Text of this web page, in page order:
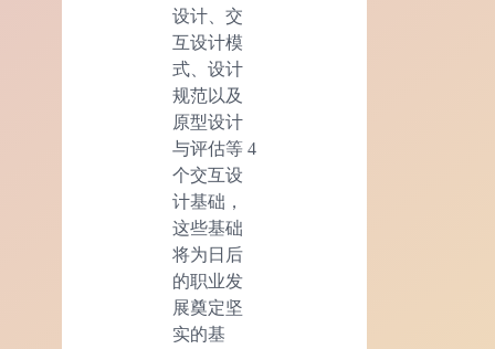
设计、交
互设计模
式、设计
规范以及
原型设计
与评估等 4
个交互设
计基础，
这些基础
将为日后
的职业发
展奠定坚
实的基